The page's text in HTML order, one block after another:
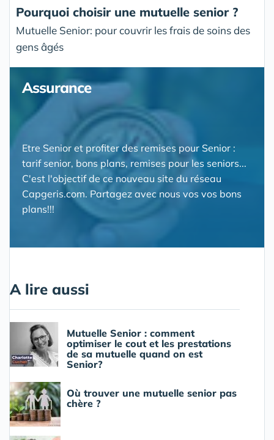
Pourquoi choisir une mutuelle senior ?
Mutuelle Senior: pour couvrir les frais de soins des
gens âgés
Assurance
Etre Senior et profiter des remises pour Senior :
tarif senior, bons plans, remises pour les seniors...
C'est l'objectif de ce nouveau site du réseau
Capgeris.com. Partagez avec nous vos vos bons
plans!!!
A lire aussi
Mutuelle Senior : comment
optimiser le cout et les prestations
de sa mutuelle quand on est
Senior?
Où trouver une mutuelle senior pas
chère ?